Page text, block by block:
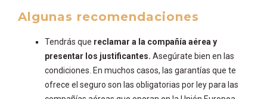
Algunas recomendaciones
Tendrás que reclamar a la compañía aérea y
presentar los justificantes. Asegúrate bien en las
condiciones. En muchos casos, las garantías que te
ofrece el seguro son las obligatorias por ley para las